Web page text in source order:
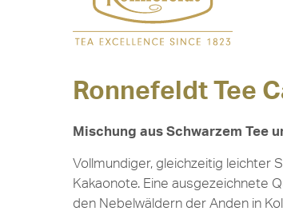
Ronnefeldt Tee
Mischung aus Schwarzem Tee
Vollmundiger, gleichzeitig leichter
Kakaonote. Eine ausgezeichnete
den Nebelwäldern der Anden in